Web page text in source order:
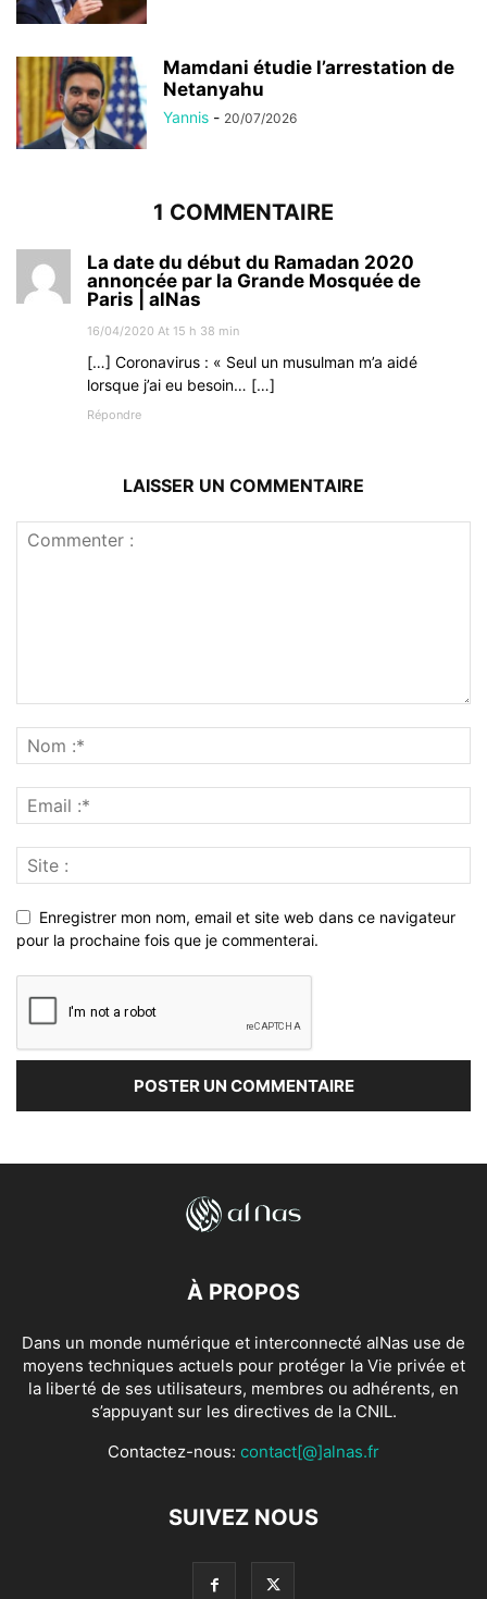
Mamdani étudie l’arrestation de
Netanyahu
Yannis - 20/07/2026
1 COMMENTAIRE
La date du début du Ramadan 2020
annoncée par la Grande Mosquée de
Paris | alNas
16/04/2020 At 15 h 38 min
[…] Coronavirus : « Seul un musulman m’a aidé
lorsque j’ai eu besoin… […]
Répondre
LAISSER UN COMMENTAIRE
Enregistrer mon nom, email et site web dans ce navigateur
pour la prochaine fois que je commenterai.
À PROPOS
Dans un monde numérique et interconnecté alNas use de
moyens techniques actuels pour protéger la Vie privée et
la liberté de ses utilisateurs, membres ou adhérents, en
s’appuyant sur les directives de la CNIL.
Contactez-nous: contact[@]alnas.fr
SUIVEZ NOUS